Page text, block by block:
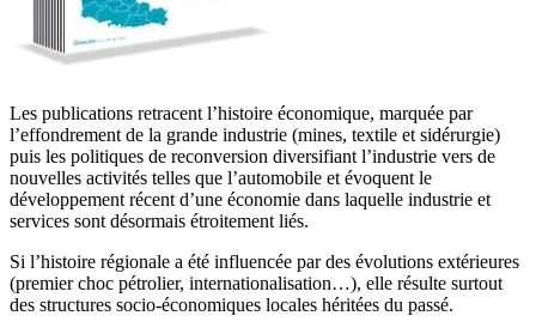
Les publications retracent l’histoire économique, marquée par
l’effondrement de la grande industrie (mines, textile et sidérurgie)
puis les politiques de reconversion diversifiant l’industrie vers de
nouvelles activités telles que l’automobile et évoquent le
développement récent d’une économie dans laquelle industrie et
services sont désormais étroitement liés.
Si l’histoire régionale a été influencée par des évolutions extérieures
(premier choc pétrolier, internationalisation…), elle résulte surtout
des structures socio-économiques locales héritées du passé.